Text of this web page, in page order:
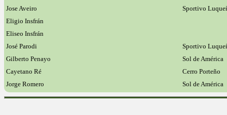
Jose Aveiro
Sportivo
Eligio Insfrán
Eliseo Insfrán
José Parodi
Sportivo
Gilberto Penayo
Sol de América
Cayetano Ré
Cerro Porteño
Jorge Romero
Sol de América